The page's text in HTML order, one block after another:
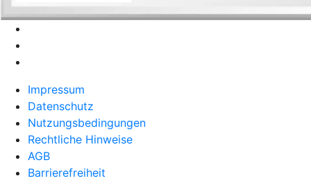
Impressum
Datenschutz
Nutzungsbedingungen
Rechtliche Hinweise
AGB
Barrierefreiheit